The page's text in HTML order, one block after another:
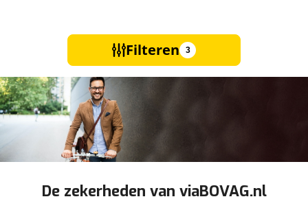
Filteren 3
De zekerheden van viaBOVAG.nl